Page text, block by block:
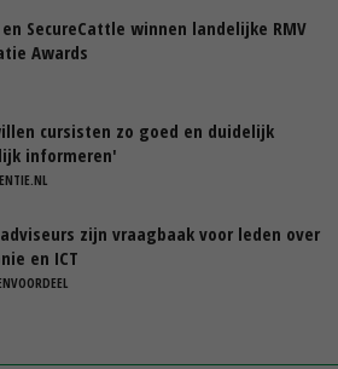
en SecureCattle winnen landelijke RMV
Awards
cursisten zo goed en duidelijk
informeren'
zijn vraagbaak voor leden over
en ICT